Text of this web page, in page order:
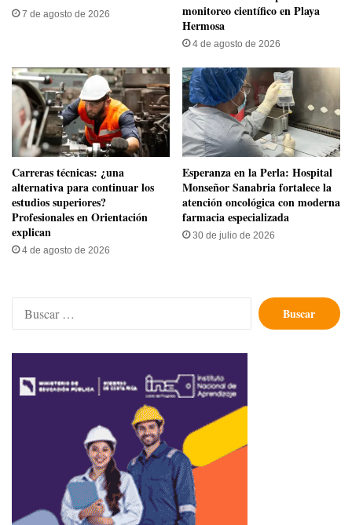
7 de agosto de 2026
monitoreo científico en Playa
Hermosa
4 de agosto de 2026
Carreras técnicas: ¿una
alternativa para continuar los
estudios superiores?
Profesionales en Orientación
explican
4 de agosto de 2026
​Esperanza en la Perla: Hospital
Monseñor Sanabria fortalece la
atención oncológica con moderna
farmacia especializada
30 de julio de 2026
Buscar: